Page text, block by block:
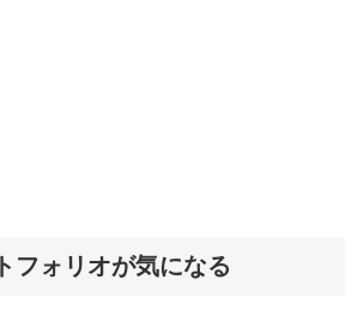
フォリオが気になる